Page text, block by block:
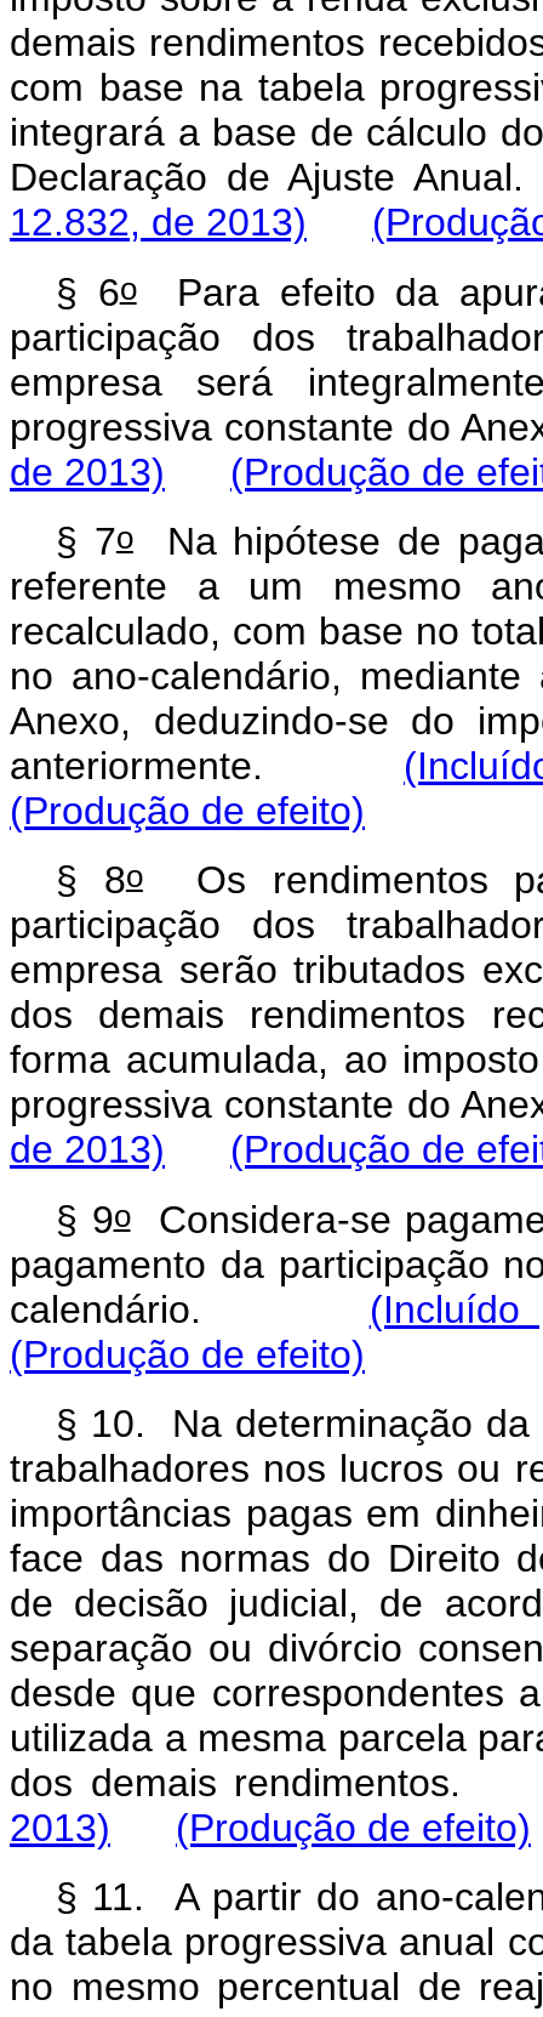
demais rendimentos
com base na tabela
integrará a base de cálculo
Declaração de Ajuste
12.832, de 2013)
§ 6oPara efeito da
participação dos
empresa será
progressiva constante do
de 2013)
(Produção de
§ 7oNa hipótese de
referente a um mesmo
recalculado, com base no
no ano-calendário,
Anexo, deduzindo-se do
anteriormente.
(Produção de efeito)
§ 8oOs rendimentos
participação dos
empresa serão tributados
dos demais rendimentos
forma acumulada, ao
progressiva constante do
de 2013)
(Produção de
§ 9oConsidera-se
pagamento da participação
calendário.
(Produção de efeito)
§ 10. Na determinação da
trabalhadores nos lucros ou
importâncias pagas em
face das normas do Direito
de decisão judicial, de
separação ou divórcio
desde que correspondentes
utilizada a mesma parcela
dos demais
2013)
(Produção de efeito)
§ 11. A partir do ano-
da tabela progressiva anual
no mesmo percentual de